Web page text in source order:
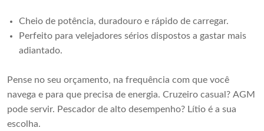
Cheio de potência, duradouro e rápido de carregar.
Perfeito para velejadores sérios dispostos a gastar mais
adiantado.
Pense no seu orçamento, na frequência com que você
navega e para que precisa de energia. Cruzeiro casual? AGM
pode servir. Pescador de alto desempenho? Lítio é a sua
escolha.